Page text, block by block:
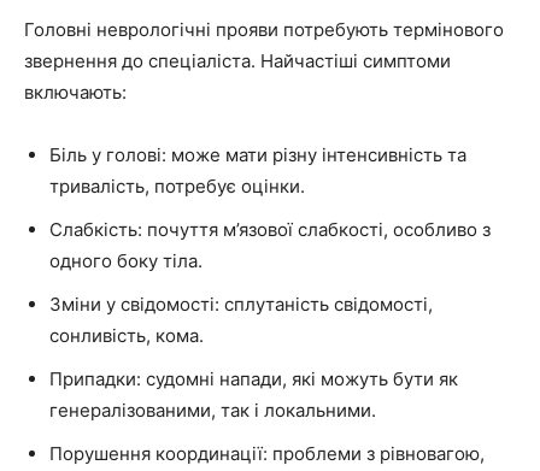
Головні неврологічні прояви потребують термінового
звернення до спеціаліста. Найчастіші симптоми
включають:
Біль у голові: може мати різну інтенсивність та
тривалість, потребує оцінки.
Слабкість: почуття м’язової слабкості, особливо з
одного боку тіла.
Зміни у свідомості: сплутаність свідомості,
сонливість, кома.
Припадки: судомні напади, які можуть бути як
генералізованими, так і локальними.
Порушення координації: проблеми з рівновагою,